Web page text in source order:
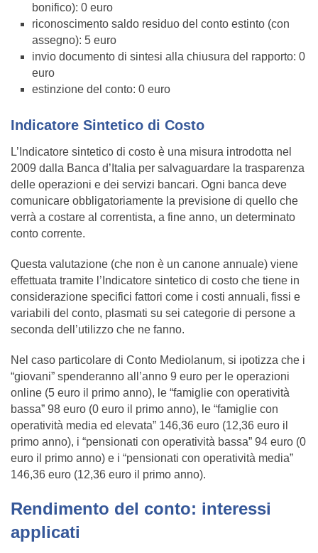
bonifico): 0 euro
riconoscimento saldo residuo del conto estinto (con
assegno): 5 euro
invio documento di sintesi alla chiusura del rapporto: 0
euro
estinzione del conto: 0 euro
Indicatore Sintetico di Costo
L’Indicatore sintetico di costo è una misura introdotta nel
2009 dalla Banca d’Italia per salvaguardare la trasparenza
delle operazioni e dei servizi bancari. Ogni banca deve
comunicare obbligatoriamente la previsione di quello che
verrà a costare al correntista, a fine anno, un determinato
conto corrente.
Questa valutazione (che non è un canone annuale) viene
effettuata tramite l’Indicatore sintetico di costo che tiene in
considerazione specifici fattori come i costi annuali, fissi e
variabili del conto, plasmati su sei categorie di persone a
seconda dell’utilizzo che ne fanno.
Nel caso particolare di Conto Mediolanum, si ipotizza che i
“giovani” spenderanno all’anno 9 euro per le operazioni
online (5 euro il primo anno), le “famiglie con operatività
bassa” 98 euro (0 euro il primo anno), le “famiglie con
operatività media ed elevata” 146,36 euro (12,36 euro il
primo anno), i “pensionati con operatività bassa” 94 euro (0
euro il primo anno) e i “pensionati con operatività media”
146,36 euro (12,36 euro il primo anno).
Rendimento del conto: interessi
applicati